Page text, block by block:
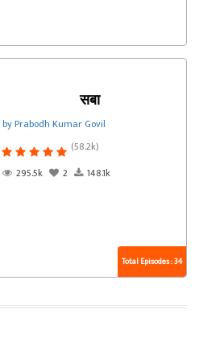
सबा
by Prabodh Kumar Govil
(58.2k)
295.5k
2 148.1k
Total Episodes : 34